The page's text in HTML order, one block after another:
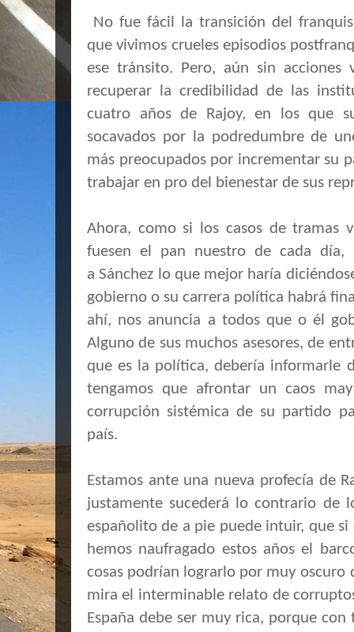
No fue fácil la transición del
que vivimos crueles episodios
ese tránsito. Pero, aún sin acciones
recuperar la credibilidad de las
cuatro años de Rajoy, en los que
socavados por la podredumbre de
más preocupados por incrementar su
trabajar en pro del bienestar de sus
Ahora, como si los casos de tramas
fuesen el pan nuestro de cada
a Sánchez lo que mejor haría
gobierno o su carrera política habrá
ahí, nos anuncia a todos que o él
Alguno de sus muchos asesores, de
que es la política, debería informarle
tengamos que afrontar un caos
corrupción sistémica de su partido
país.
Estamos ante una nueva profecía de
justamente sucederá lo contrario de
españolito de a pie puede intuir, que
hemos naufragado estos años el
cosas podrían lograrlo por muy oscuro
mira el interminable relato de
España debe ser muy rica, porque